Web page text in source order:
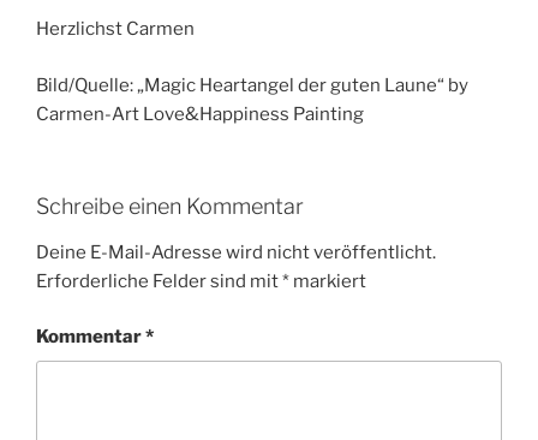
Herzlichst Carmen
Bild/Quelle: „Magic Heartangel der guten Laune“ by
Carmen-Art Love&Happiness Painting
Schreibe einen Kommentar
Deine E-Mail-Adresse wird nicht veröffentlicht.
Erforderliche Felder sind mit* markiert
Kommentar*